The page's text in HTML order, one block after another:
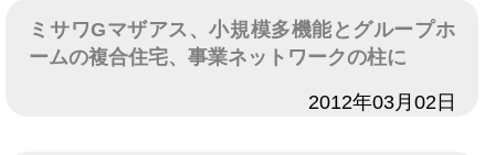
ミサワGマザアス、小規模多機能とグループホ
ームの複合住宅、事業ネットワークの柱に
2012年03月02日